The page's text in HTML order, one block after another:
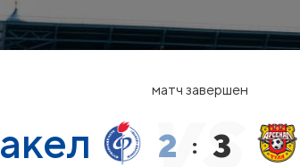
матч завершен
2 : 3